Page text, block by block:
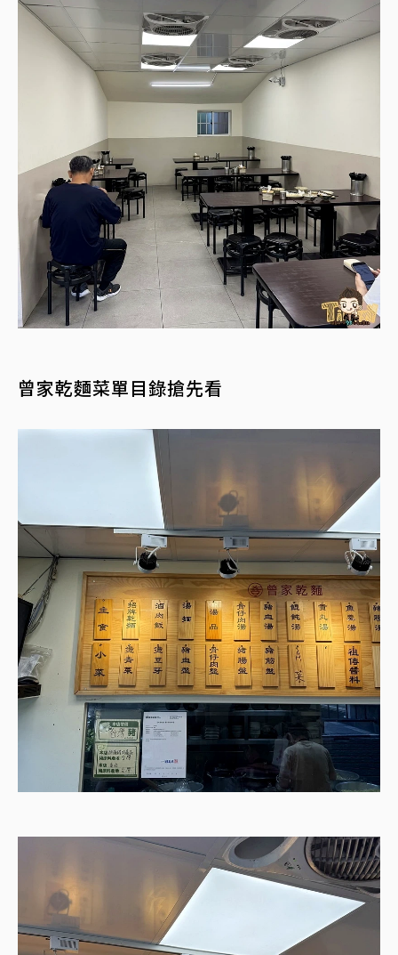
曾家乾麵菜單目錄搶先看